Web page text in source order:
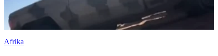
Afrika